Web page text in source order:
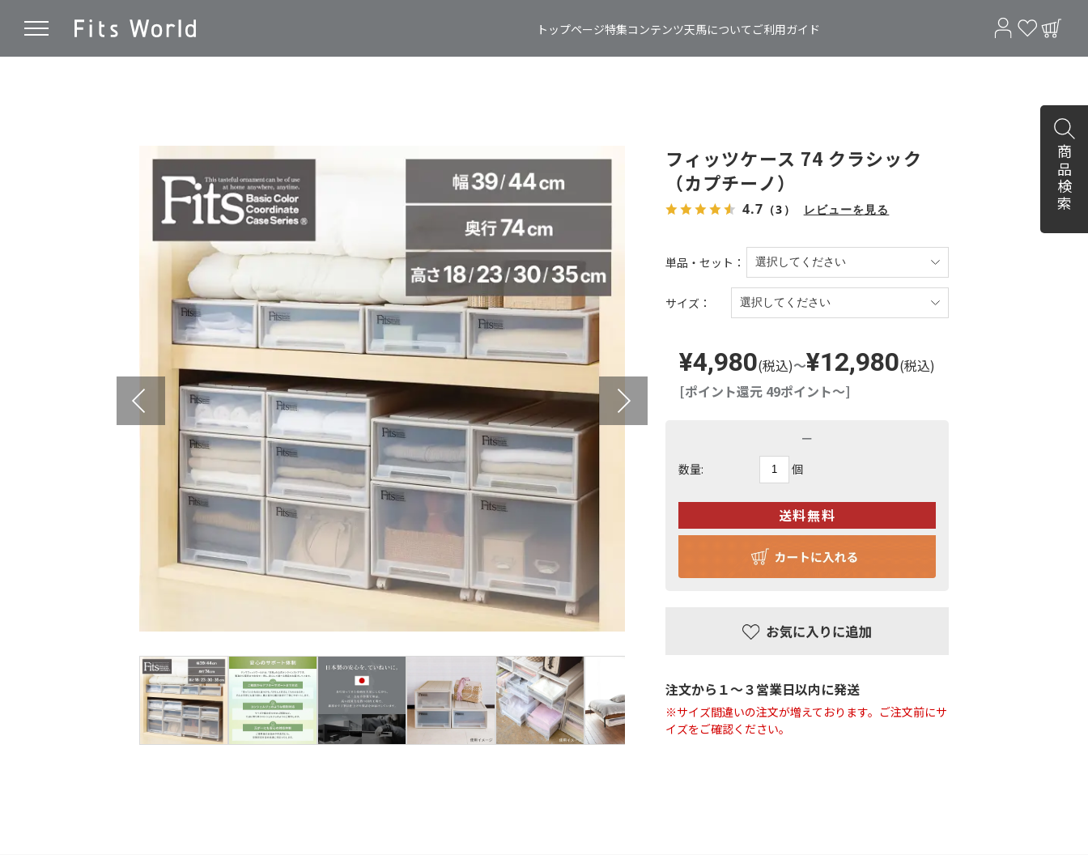
トップページ特集コンテンツ天馬について ご利用ガイド
フィッツケース 74 クラシック
（カプチーノ）
4.7 （3） レビューを見る
¥4,980(税込)～¥12,980(税込)
[ポイント還元 49ポイント～]
単品・セット：
サイズ：
－
数量: 個
注文から１〜３営業日以内に発送
※サイズ間違いの注文が増えております。ご注文前にサ
イズをご確認ください。
商品検索